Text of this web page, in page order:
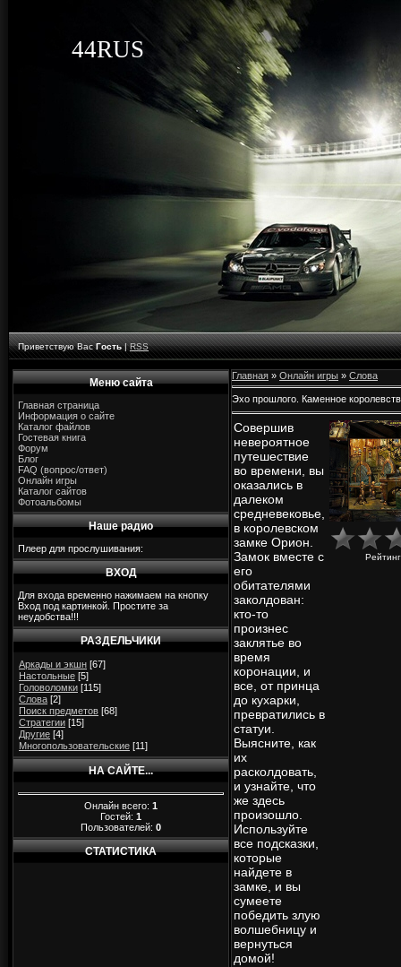
44RUS
Приветствую Вас Гость|RSS
Меню сайта
Главная страница
Информация о сайте
Каталог файлов
Гостевая книга
Форум
Блог
FAQ (вопрос/ответ)
Онлайн игры
Каталог сайтов
Фотоальбомы
Наше радио
Плеер для прослушивания:
ВХОД
Для входа временно нажимаем на кнопку
Вход под картинкой. Простите за
неудобства!!!
РАЗДЕЛЬЧИКИ
Аркады и экшн [67]
Настольные [5]
Головоломки [115]
Слова [2]
Поиск предметов [68]
Стратегии [15]
Другие [4]
Многопользовательские [11]
НА САЙТЕ...
Онлайн всего: 1
Гостей: 1
Пользователей: 0
СТАТИСТИКА
Главная » Онлайн игры » Слова
Эхо прошлого. Каменное
Совершив
невероятное
путешествие
во времени, вы
оказались в
далеком
средневековье,
в королевском
замке Орион.
Замок вместе с
его
обитателями
заколдован:
кто-то
произнес
заклятье во
время
коронации, и
все, от принца
до кухарки,
превратились в
статуи.
Выясните, как
их
расколдовать,
и узнайте, что
же здесь
произошло.
Используйте
все подсказки,
которые
найдете в
замке, и вы
сумеете
победить злую
волшебницу и
вернуться
домой!
Рейтинг